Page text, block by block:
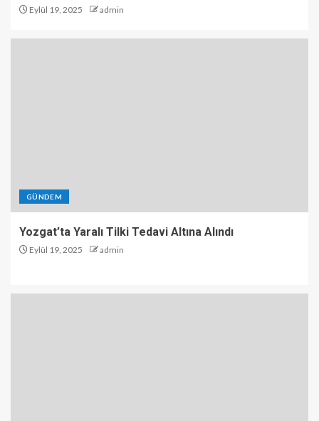
Eylül 19, 2025 admin
GÜNDEM
Yozgat’ta Yaralı Tilki Tedavi Altına Alındı
Eylül 19, 2025 admin